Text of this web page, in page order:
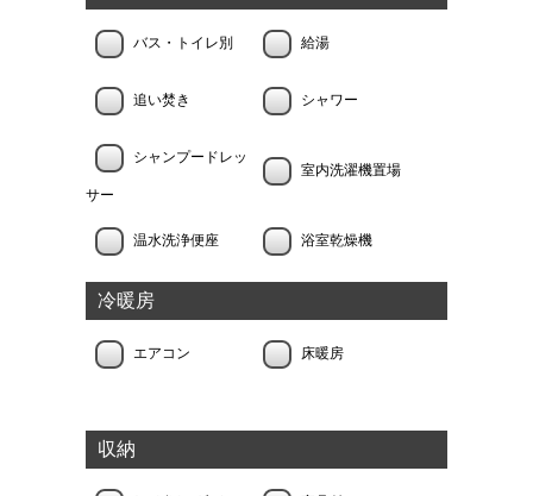
バス・トイレ別 給湯
追い焚き シャワー
シャンプードレッ
サー
室内洗濯機置場
温水洗浄便座 浴室乾燥機
冷暖房
エアコン 床暖房
収納